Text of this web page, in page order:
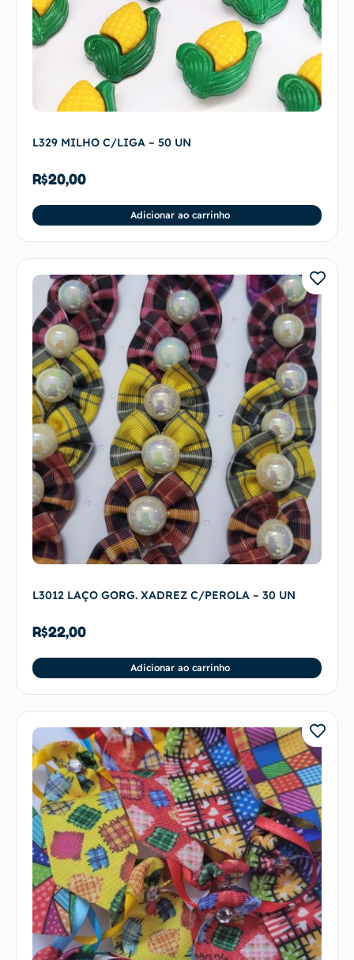
L329 MILHO C/LIGA – 50 UN
R$20,00
Adicionar ao carrinho
L3012 LAÇO GORG. XADREZ C/PEROLA – 30 UN
R$22,00
Adicionar ao carrinho